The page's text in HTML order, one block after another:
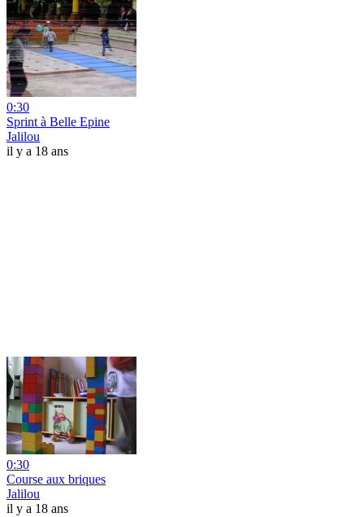
0:30
Sprint à Belle Epine
Jalilou
il y a 18 ans
0:30
Course aux briques
Jalilou
il y a 18 ans